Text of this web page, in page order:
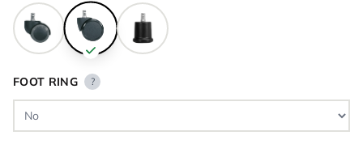
FOOT RING ?